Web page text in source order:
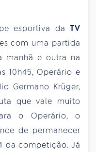
esportiva da TV
com uma partida
manhã e outra na
10h45, Operário e
Germano Krüger,
que vale muito
o Operário, o
de permanecer
da competição. Já